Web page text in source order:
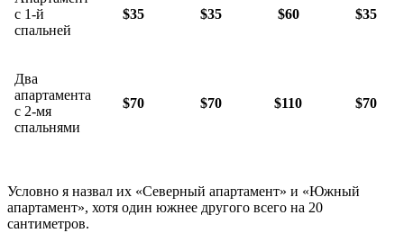
с 1-й
спальней
$35 $35 $60 $35
Два
апартамента
с 2-мя
спальнями
$70 $70 $110 $70
Условно я назвал их «Северный апартамент» и «Южный
апартамент», хотя один южнее другого всего на 20
сантиметров.